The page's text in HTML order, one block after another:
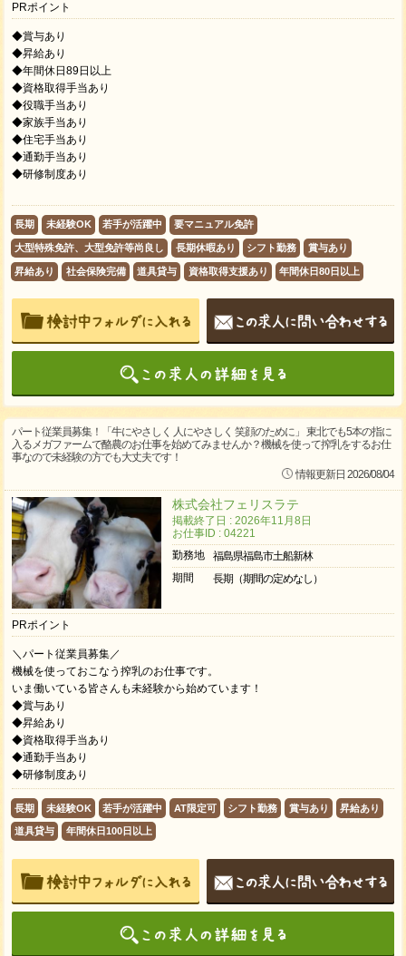
PRポイント
◆賞与あり
◆昇給あり
◆年間休日89日以上
◆資格取得手当あり
◆役職手当あり
◆家族手当あり
◆住宅手当あり
◆通勤手当あり
◆研修制度あり
長期 未経験OK 若手が活躍中 要マニュアル免許
大型特殊免許、大型免許等尚良し 長期休暇あり シフト勤務 賞与あり
昇給あり 社会保険完備 道具貸与 資格取得支援あり 年間休日80日以上
パート従業員募集！「牛にやさしく 人にやさしく 笑顔のために」 東北でも5本の指に
入るメガファームで酪農のお仕事を始めてみませんか？機械を使って搾乳をするお仕
事なので未経験の方でも大丈夫です！
情報更新日 2026/08/04
株式会社フェリスラテ
掲載終了日 : 2026年11月8日
お仕事ID : 04221
勤務地
福島県福島市土船新林
期間
長期（期間の定めなし）
PRポイント
＼パート従業員募集／
機械を使っておこなう搾乳のお仕事です。
いま働いている皆さんも未経験から始めています！
◆賞与あり
◆昇給あり
◆資格取得手当あり
◆通勤手当あり
◆研修制度あり
長期 未経験OK 若手が活躍中 AT限定可 シフト勤務 賞与あり 昇給あり
道具貸与 年間休日100日以上